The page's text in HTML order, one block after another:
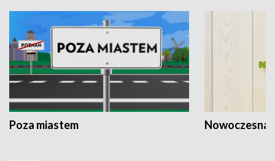
Poza miastem Nowoczesna